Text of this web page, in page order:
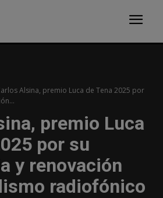
Alsina, premio Luca de Tena 2025 por
premio Luca
por su
y renovación
radiofónico